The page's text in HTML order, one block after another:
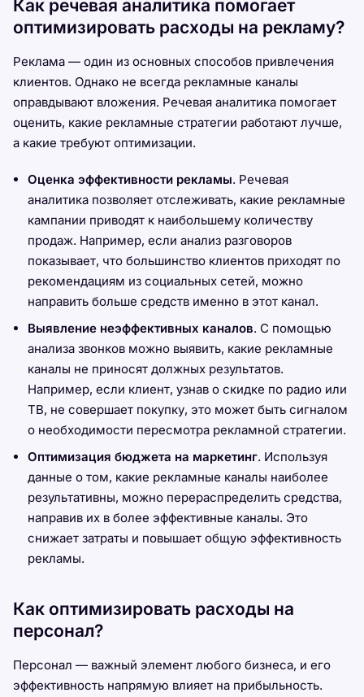
Как речевая аналитика помогает
оптимизировать расходы на рекламу?
Реклама — один из основных способов привлечения
клиентов. Однако не всегда рекламные каналы
оправдывают вложения. Речевая аналитика помогает
оценить, какие рекламные стратегии работают лучше,
а какие требуют оптимизации.
Оценка эффективности рекламы. Речевая
аналитика позволяет отслеживать, какие рекламные
кампании приводят к наибольшему количеству
продаж. Например, если анализ разговоров
показывает, что большинство клиентов приходят по
рекомендациям из социальных сетей, можно
направить больше средств именно в этот канал.
Выявление неэффективных каналов. С помощью
анализа звонков можно выявить, какие рекламные
каналы не приносят должных результатов.
Например, если клиент, узнав о скидке по радио или
ТВ, не совершает покупку, это может быть сигналом
о необходимости пересмотра рекламной стратегии.
Оптимизация бюджета на маркетинг. Используя
данные о том, какие рекламные каналы наиболее
результативны, можно перераспределить средства,
направив их в более эффективные каналы. Это
снижает затраты и повышает общую эффективность
рекламы.
Как оптимизировать расходы на
персонал?
Персонал — важный элемент любого бизнеса, и его
эффективность напрямую влияет на прибыльность.